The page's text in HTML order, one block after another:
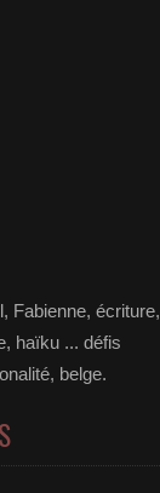
Fabienne, écriture,
haïku ... défis
belge.